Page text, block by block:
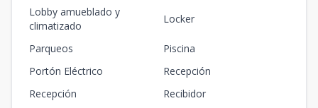
Lobby amueblado y
climatizado
Locker
Parqueos
Piscina
Portón Eléctrico
Recepción
Recepción
Recibidor